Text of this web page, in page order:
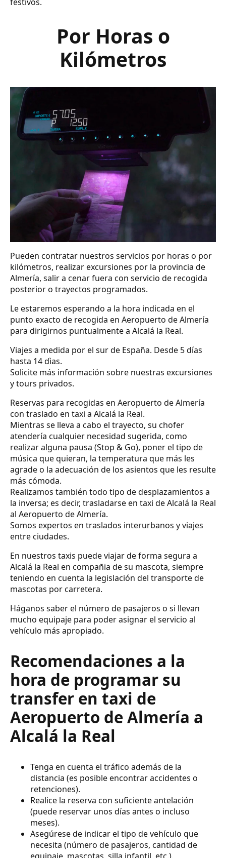
Por Horas o
Kilómetros
Pueden contratar nuestros servicios por horas o por
kilómetros, realizar excursiones por la provincia de
Almería, salir a cenar fuera con servicio de recogida
posterior o trayectos programados.
Le estaremos esperando a la hora indicada en el
punto exacto de recogida en Aeropuerto de Almería
para dirigirnos puntualmente a Alcalá la Real.
Viajes a medida por el sur de España. Desde 5 días
hasta 14 dìas.
Solicite más información sobre nuestras excursiones
y tours privados.
Reservas para recogidas en Aeropuerto de Almería
con traslado en taxi a Alcalá la Real.
Mientras se lleva a cabo el trayecto, su chofer
atendería cualquier necesidad sugerida, como
realizar alguna pausa (Stop & Go), poner el tipo de
música que quieran, la temperatura que más les
agrade o la adecuación de los asientos que les resulte
más cómoda.
Realizamos también todo tipo de desplazamientos a
la inversa; es decir, trasladarse en taxi de Alcalá la Real
al Aeropuerto de Almería.
Somos expertos en traslados interurbanos y viajes
entre ciudades.
En nuestros taxis puede viajar de forma segura a
Alcalá la Real en compañia de su mascota, siempre
teniendo en cuenta la legislación del transporte de
mascotas por carretera.
Háganos saber el número de pasajeros o si llevan
mucho equipaje para poder asignar el servicio al
vehículo más apropiado.
Recomendaciones a la
hora de programar su
transfer en taxi de
Aeropuerto de Almería a
Alcalá la Real
Tenga en cuenta el tráfico además de la
distancia (es posible encontrar accidentes o
retenciones).
Realice la reserva con suficiente antelación
(puede reservar unos días antes o incluso
meses).
Asegúrese de indicar el tipo de vehículo que
necesita (número de pasajeros, cantidad de